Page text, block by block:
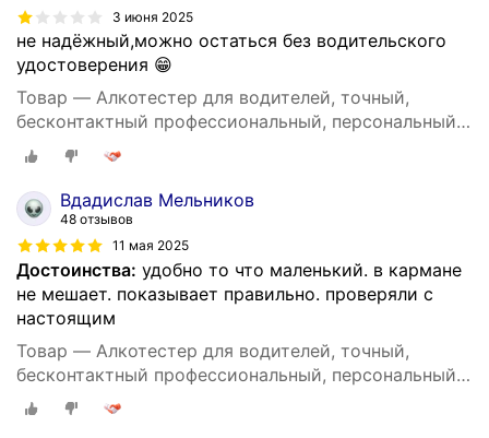
3 июня 2025
не надёжный,можно остаться без водительского
удостоверения 😁
Товар — Алкотестер для водителей, точный,
бесконтактный профессиональный, персональный
DG shop
Вдадислав Мельников
48 отзывов
11 мая 2025
Достоинства: удобно то что маленький. в кармане
не мешает. показывает правильно. проверяли с
настоящим
Товар — Алкотестер для водителей, точный,
бесконтактный профессиональный, персональный
DG shop